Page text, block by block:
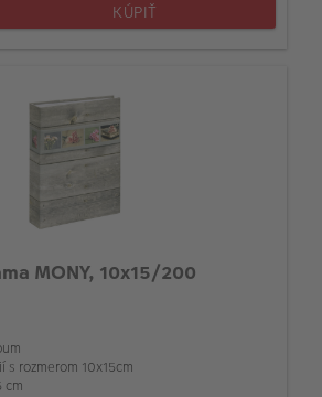
KÚPIŤ
MONY, 10x15/200
rozmerom 10x15cm
cm